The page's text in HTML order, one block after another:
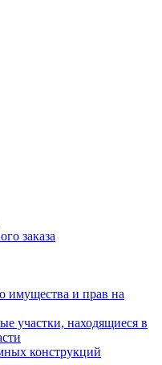
заказа
имущества и прав на
участки, находящиеся в
конструкций